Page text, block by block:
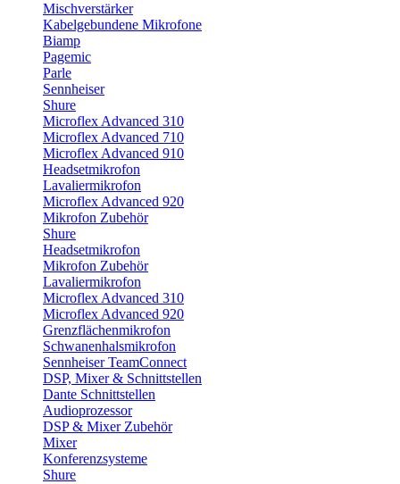
Mischverstärker
Kabelgebundene Mikrofone
Biamp
Pagemic
Parle
Sennheiser
Shure
Microflex Advanced 310
Microflex Advanced 710
Microflex Advanced 910
Headsetmikrofon
Lavaliermikrofon
Microflex Advanced 920
Mikrofon Zubehör
Shure
Headsetmikrofon
Mikrofon Zubehör
Lavaliermikrofon
Microflex Advanced 310
Microflex Advanced 920
Grenzflächenmikrofon
Schwanenhalsmikrofon
Sennheiser TeamConnect
DSP, Mixer & Schnittstellen
Dante Schnittstellen
Audioprozessor
DSP & Mixer Zubehör
Mixer
Konferenzsysteme
Shure